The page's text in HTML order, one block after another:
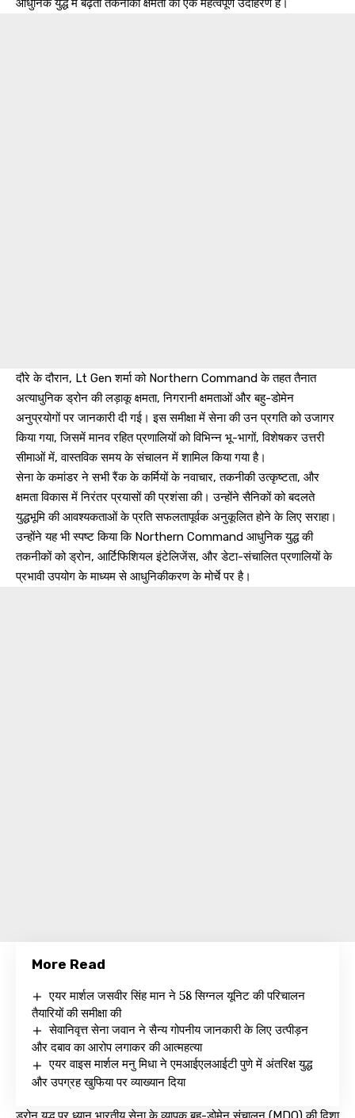
आधुनिक युद्ध में बढ़ती तकनीकी क्षमता का एक महत्वपूर्ण उदाहरण है।
दौरे के दौरान, Lt Gen शर्मा को Northern Command के तहत तैनात
अत्याधुनिक ड्रोन की लड़ाकू क्षमता, निगरानी क्षमताओं और बहु-डोमेन
अनुप्रयोगों पर जानकारी दी गई। इस समीक्षा में सेना की उन प्रगति को उजागर
किया गया, जिसमें मानव रहित प्रणालियों को विभिन्न भू-भागों, विशेषकर उत्तरी
सीमाओं में, वास्तविक समय के संचालन में शामिल किया गया है।
सेना के कमांडर ने सभी रैंक के कर्मियों के नवाचार, तकनीकी उत्कृष्टता, और
क्षमता विकास में निरंतर प्रयासों की प्रशंसा की। उन्होंने सैनिकों को बदलते
युद्धभूमि की आवश्यकताओं के प्रति सफलतापूर्वक अनुकूलित होने के लिए सराहा।
उन्होंने यह भी स्पष्ट किया कि Northern Command आधुनिक युद्ध की
तकनीकों को ड्रोन, आर्टिफिशियल इंटेलिजेंस, और डेटा-संचालित प्रणालियों के
प्रभावी उपयोग के माध्यम से आधुनिकीकरण के मोर्चे पर है।
More Read
एयर मार्शल जसवीर सिंह मान ने 58 सिग्नल यूनिट की परिचालन
तैयारियों की समीक्षा की
सेवानिवृत्त सेना जवान ने सैन्य गोपनीय जानकारी के लिए उत्पीड़न
और दबाव का आरोप लगाकर की आत्महत्या
एयर वाइस मार्शल मनु मिधा ने एमआईएलआईटी पुणे में अंतरिक्ष युद्ध
और उपग्रह खुफिया पर व्याख्यान दिया